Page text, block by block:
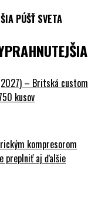
PÚŠŤ SVETA
– Britská custom
kusov
kompresorom
preplniť aj ďalšie